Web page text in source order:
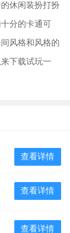
休闲装扮打扮
分的卡通可
风格和风格的
下载试玩一
查看详情
查看详情
查看详情